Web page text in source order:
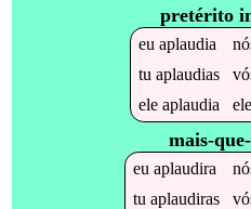
pretérito
eu aplaudia
tu aplaudias
ele aplaudia
mais-
eu aplaudira
tu aplaudiras